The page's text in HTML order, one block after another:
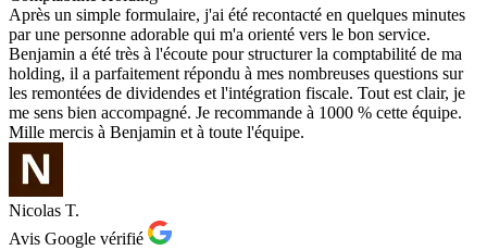
Après un simple formulaire, j'ai été recontacté en quelques minutes
par une personne adorable qui m'a orienté vers le bon service.
Benjamin a été très à l'écoute pour structurer la comptabilité de ma
holding, il a parfaitement répondu à mes nombreuses questions sur
les remontées de dividendes et l'intégration fiscale. Tout est clair, je
me sens bien accompagné. Je recommande à 1000 % cette équipe.
Mille mercis à Benjamin et à toute l'équipe.
Nicolas T.
Avis Google vérifié